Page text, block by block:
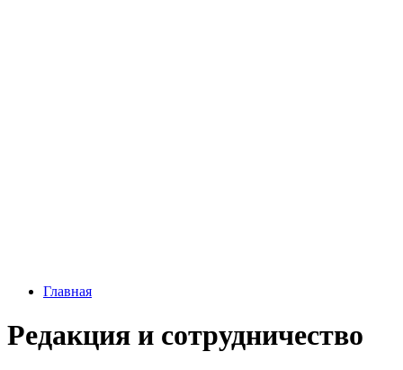
Главная
Редакция и сотрудничество